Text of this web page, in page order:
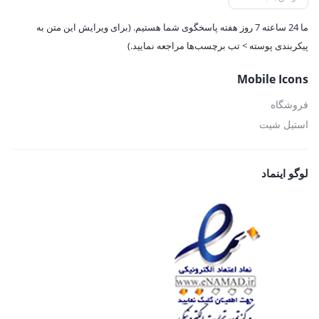
ما 24 ساعته 7 روز هفته پاسخگوی شما هستیم. (برای ویرایش این متن به
پیکربندی پوسته > تب برچسب‌ها مراجعه نمایید.)
Mobile Icons
فروشگاه
استیل شیت
لوگو اینماد